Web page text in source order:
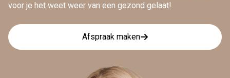
voor je het weet weer van een gezond gelaat!
Afspraak maken